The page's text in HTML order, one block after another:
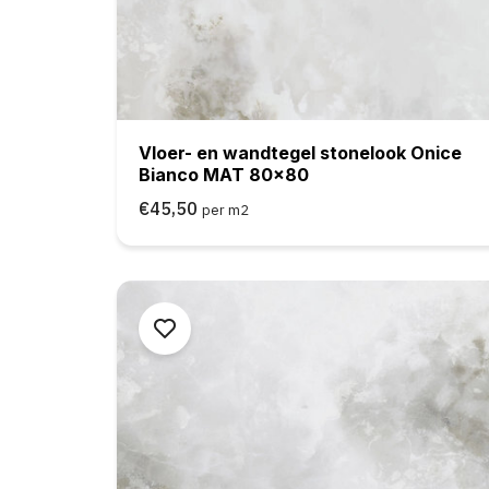
Vloer- en wandtegel stonelook Onice
Bianco MAT 80x80
€45,50 per m2